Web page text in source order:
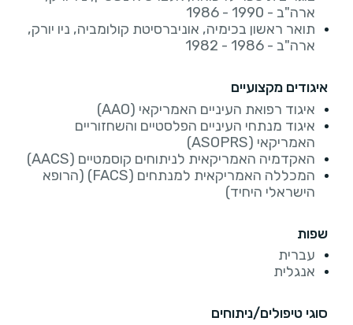
ארה"ב - 1990 - 1986
תואר ראשון בכימיה, אוניברסיטת קולומביה, ניו יורק,
ארה"ב - 1986 - 1982
איגודים מקצועיים
איגוד רפואת העיניים האמריקאי (AAO)
איגוד מנתחי העיניים הפלסטיים והשחזוריים
האמריקאי (ASOPRS)
האקדמיה האמריקאית לניתוחים קוסמטיים (AACS)
המכללה האמריקאית למנתחים (FACS) (הרופא
הישראלי היחיד)
שפות
עברית
אנגלית
סוגי טיפולים/ניתוחים